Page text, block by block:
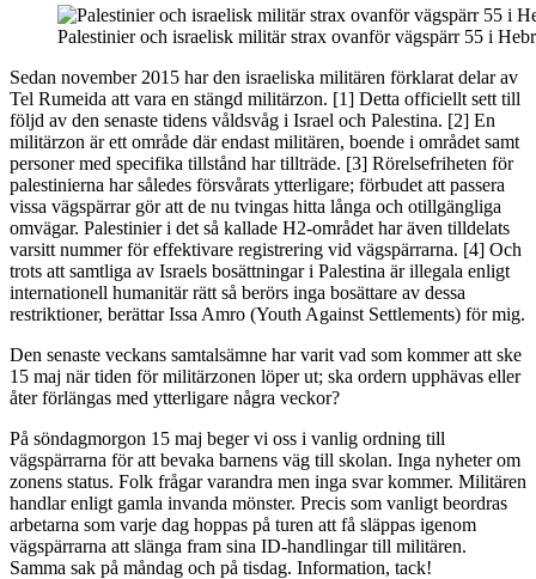
Palestinier och israelisk militär strax ovanför vägspärr 55 i
Sedan november 2015 har den israeliska militären förklarat delar av
Tel Rumeida att vara en stängd militärzon. [1] Detta officiellt sett till
följd av den senaste tidens våldsvåg i Israel och Palestina. [2] En
militärzon är ett område där endast militären, boende i området samt
personer med specifika tillstånd har tillträde. [3] Rörelsefriheten för
palestinierna har således försvårats ytterligare; förbudet att passera
vissa vägspärrar gör att de nu tvingas hitta långa och otillgängliga
omvägar. Palestinier i det så kallade H2-området har även tilldelats
varsitt nummer för effektivare registrering vid vägspärrarna. [4] Och
trots att samtliga av Israels bosättningar i Palestina är illegala enligt
internationell humanitär rätt så berörs inga bosättare av dessa
restriktioner, berättar Issa Amro (Youth Against Settlements) för mig.
Den senaste veckans samtalsämne har varit vad som kommer att ske
15 maj när tiden för militärzonen löper ut; ska ordern upphävas eller
åter förlängas med ytterligare några veckor?
På söndagmorgon 15 maj beger vi oss i vanlig ordning till
vägspärrarna för att bevaka barnens väg till skolan. Inga nyheter om
zonens status. Folk frågar varandra men inga svar kommer. Militären
handlar enligt gamla invanda mönster. Precis som vanligt beordras
arbetarna som varje dag hoppas på turen att få släppas igenom
vägspärrarna att slänga fram sina ID-handlingar till militären.
Samma sak på måndag och på tisdag. Information, tack!